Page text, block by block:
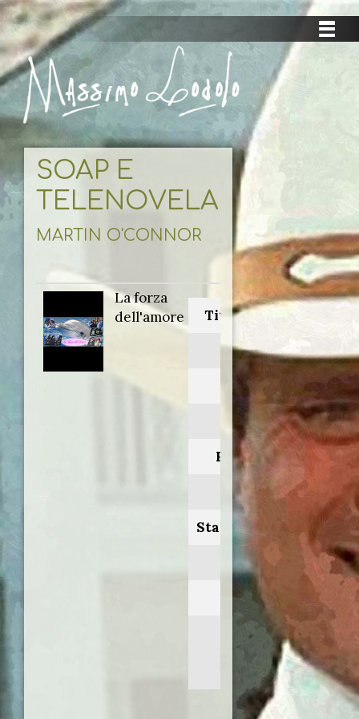
SOAP E
TELENOVELAS
MARTIN O'CONNOR
La forza
dell'amore
Titolo originale:
Nano
Anno:
1994
Personaggio:
Isp. Samperi
Stagione.Episodio:
Regia di:
Rodolfo
Hoppe/Rolo
Pereyra